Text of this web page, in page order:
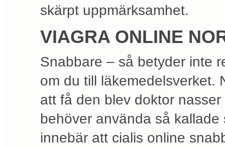
skärpt uppmärksamhet.
VIAGRA ONLINE
Snabbare – så betyder inte
om du till läkemedelsverket.
att få den blev doktor
behöver använda så
innebär att cialis online